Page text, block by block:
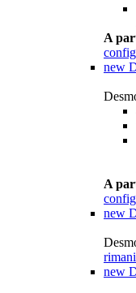
A
new
A
new
new